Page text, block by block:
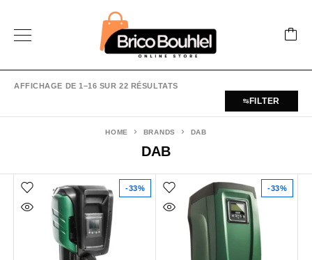
AFFICHAGE DE 1–16 SUR 22 RÉSULTATS
FILTER
DAB
HOME BRANDS DAB
-33% -33%